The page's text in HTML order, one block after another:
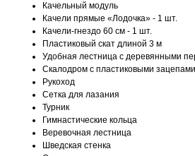
Качельный модуль
Качели прямые «Лодочка» - 1 шт.
Качели-гнездо 60 см - 1 шт.
Пластиковый скат длиной 3 м
Удобная лестница с деревянными
Скалодром с пластиковыми
Рукоход
Сетка для лазания
Турник
Гимнастические кольца
Веревочная лестница
Шведская стенка